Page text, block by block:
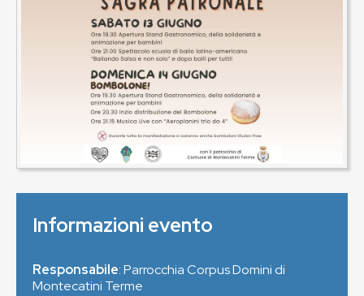
Informazioni evento
Responsabile: Parrocchia Corpus Domini di
Montecatini Terme